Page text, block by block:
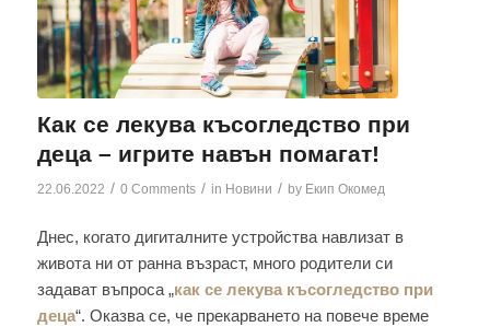
Как се лекува късогледство при
деца – игрите навън помагат!
22.06.2022 / 0 Comments / in Новини / by Екип Окомед
Днес, когато дигиталните устройства навлизат в
живота ни от ранна възраст, много родители си
задават въпроса „как се лекува късогледство при
деца“. Оказва се, че прекарването на повече време